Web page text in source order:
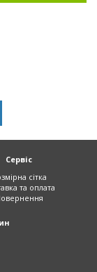
Сервіс
сітка
та оплата